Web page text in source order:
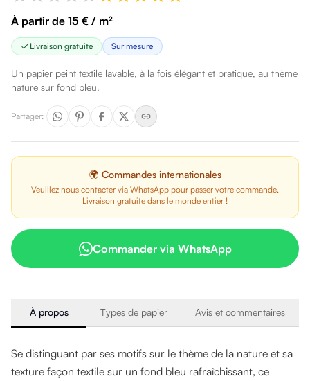
À partir de 15 € / m²
Livraison gratuite Sur mesure
Un papier peint textile lavable, à la fois élégant et pratique, au thème
nature sur fond bleu.
Partager:
🌍 Commandes internationales
Veuillez nous contacter via WhatsApp pour passer votre commande.
Livraison gratuite dans le monde entier !
Commander via WhatsApp
À propos Types de papier Avis et commentaires
Se distinguant par ses motifs sur le thème de la nature et sa
texture façon textile sur un fond bleu rafraîchissant, ce